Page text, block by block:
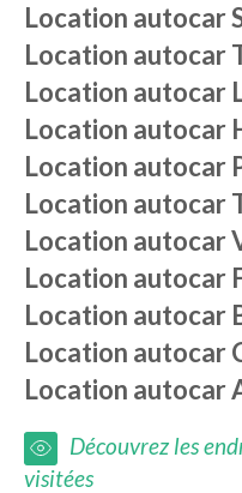
Location autocar
Location autocar
Location autocar
Location autocar
Location autocar
Location autocar
Location autocar
Location autocar
Location autocar
Location autocar
Location autocar
Découvrez les
visitées